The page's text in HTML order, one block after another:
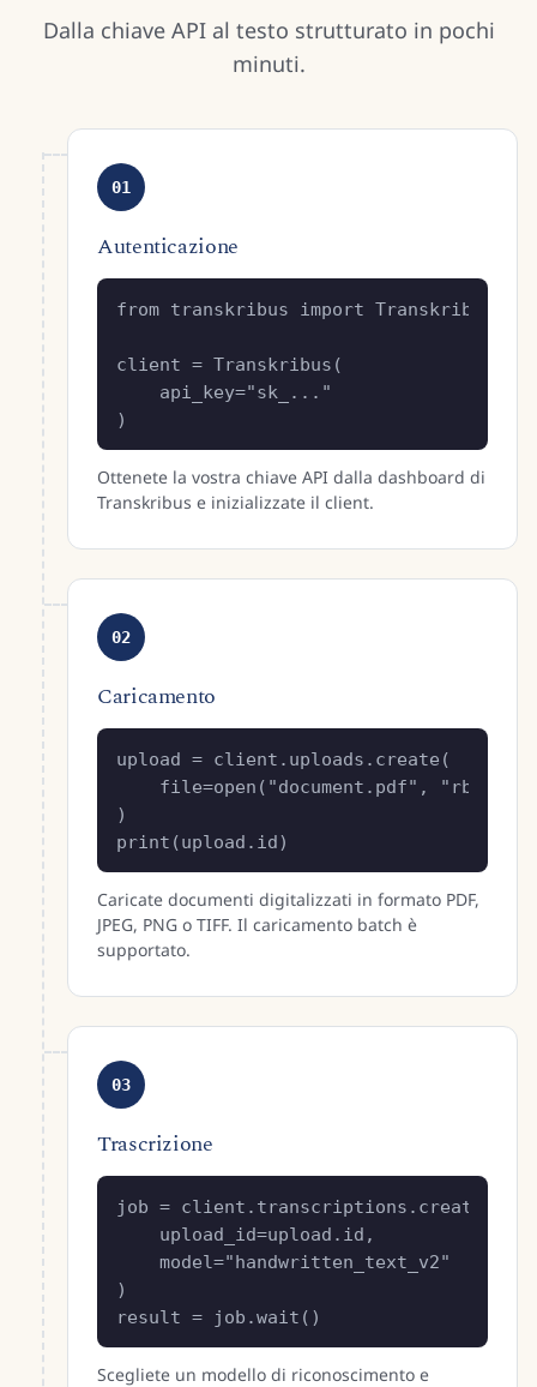
Dalla chiave API al testo strutturato in pochi
minuti.
01
Autenticazione
from transkribus import Transkribus
client = Transkribus(
    api_key="sk_..."
)
Ottenete la vostra chiave API dalla dashboard di
Transkribus e inizializzate il client.
02
Caricamento
upload = client.uploads.create(
    file=open("document.pdf", "rb")
)
print(upload.id)
Caricate documenti digitalizzati in formato PDF,
JPEG, PNG o TIFF. Il caricamento batch è
supportato.
03
Trascrizione
job = client.transcriptions.create(
    upload_id=upload.id,
    model="handwritten_text_v2"
)
result = job.wait()
Scegliete un modello di riconoscimento e